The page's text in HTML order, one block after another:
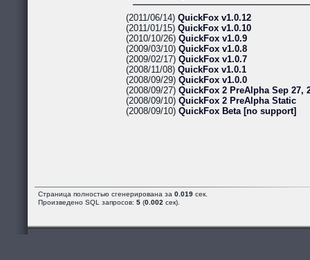
(2011/06/14) QuickFox v1.0.12
(2011/01/15) QuickFox v1.0.10
(2010/10/26) QuickFox v1.0.9
(2009/03/10) QuickFox v1.0.8
(2009/02/17) QuickFox v1.0.7
(2008/11/08) QuickFox v1.0.1
(2008/09/29) QuickFox v1.0.0
(2008/09/27) QuickFox 2 PreAlpha Sep 27,
(2008/09/10) QuickFox 2 PreAlpha Static
(2008/09/10) QuickFox Beta [no support]
Страница полностью сгенерирована за 0.019 сек.
Произведено SQL запросов: 5 (0.002 сек).